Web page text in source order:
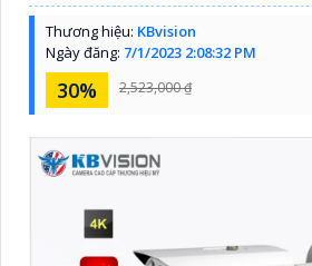
Thương hiệu: KBvision
Ngày đăng: 7/1/2023 2:08:32 PM
30% 2,523,000 ₫